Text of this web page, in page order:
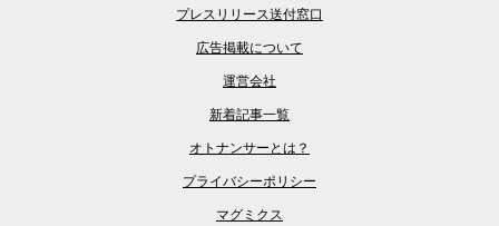
プレスリリース送付窓口
広告掲載について
運営会社
新着記事一覧
オトナンサーとは？
プライバシーポリシー
マグミクス